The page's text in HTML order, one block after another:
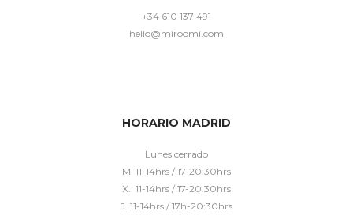
+34 610 137 491
hello@miroomi.com
HORARIO MADRID
Lunes cerrado
M. 11-14hrs / 17-20:30hrs
X. 11-14hrs / 17-20:30hrs
J. 11-14hrs / 17h-20:30hrs